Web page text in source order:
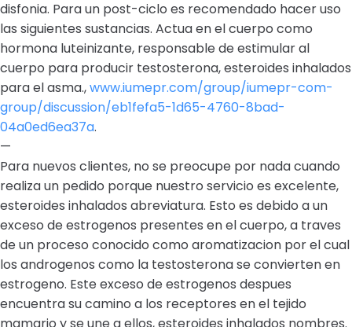
disfonia. Para un post-ciclo es recomendado hacer uso
las siguientes sustancias. Actua en el cuerpo como
hormona luteinizante, responsable de estimular al
cuerpo para producir testosterona, esteroides inhalados
para el asma.,www.iumepr.com/group/iumepr-com-
group/discussion/eb1fefa5-1d65-4760-8bad-
04a0ed6ea37a.
—
Para nuevos clientes, no se preocupe por nada cuando
realiza un pedido porque nuestro servicio es excelente,
esteroides inhalados abreviatura. Esto es debido a un
exceso de estrogenos presentes en el cuerpo, a traves
de un proceso conocido como aromatizacion por el cual
los androgenos como la testosterona se convierten en
estrogeno. Este exceso de estrogenos despues
encuentra su camino a los receptores en el tejido